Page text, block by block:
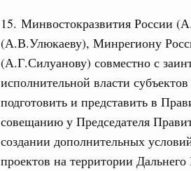
15. Минвостокразвития России
(А.В.Улюкаеву), Минрегиону
(А.Г.Силуанову) совместно с
исполнительной власти
подготовить и представить в
совещанию у Председателя
создании дополнительных
проектов на территории Дальнего